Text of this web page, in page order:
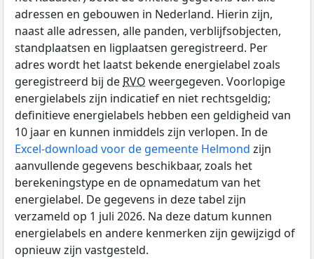
adressen en gebouwen in Nederland. Hierin zijn,
naast alle adressen, alle panden, verblijfsobjecten,
standplaatsen en ligplaatsen geregistreerd. Per
adres wordt het laatst bekende energielabel zoals
geregistreerd bij de RVO weergegeven. Voorlopige
energielabels zijn indicatief en niet rechtsgeldig;
definitieve energielabels hebben een geldigheid van
10 jaar en kunnen inmiddels zijn verlopen. In de
Excel-download voor de gemeente Helmond zijn
aanvullende gegevens beschikbaar, zoals het
berekeningstype en de opnamedatum van het
energielabel. De gegevens in deze tabel zijn
verzameld op 1 juli 2026. Na deze datum kunnen
energielabels en andere kenmerken zijn gewijzigd of
opnieuw zijn vastgesteld.